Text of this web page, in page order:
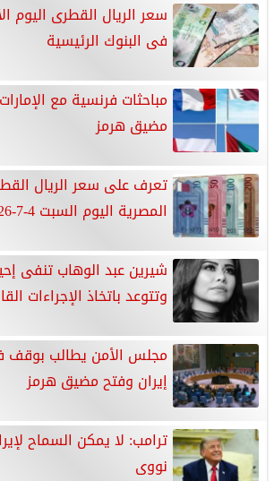
فى البنوك الرئيسية
مباحثات فرنسية مع
مضيق هرمز
تعرف على سعر الريال
المصرية اليوم السبت 4-7-2026
شيرين عبد الوهاب تنفى
وتتوعد باتخاذ الإجراءات
مجلس الأمن يطالب بوقف
إيران وفتح مضيق هرمز
ترامب: لا يمكن السماح
نووى